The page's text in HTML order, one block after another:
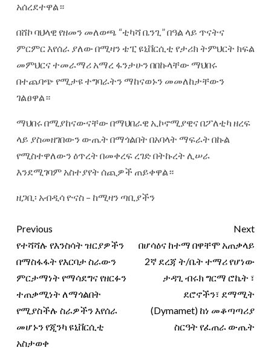
አሰረደተዋል።
በሸኮ ባህላዊ የዘመን መለወጫ “ቲካሻ ቤንጊ” በዓል ላይ ጥናትና
ምርምር እየሰራ ያለው በሚዛን ቴፒ ዩኒቨርሲቲ የታሪክ ትምህርት ክፍል
መምህርና ተመራማሪ አማረ ፋንታሁን በበኩላቸው ማህበሩ
በተጨባጭ የሚታዩ ተግባራትን ማከናወኑን መመለከታቸውን
ገልፀዋል።
ማህበሩ በሚያከናውናቸው በማህበራዊ ኢኮኖሚያዊና በፖለቲካ ዘረፍ
ላይ ያስመዘገበውን ውጤት በማጎልበት በአባላት ማፍራት በኩል
የሚስተዋለውን ዕጥረት በመቀረፍ ረገድ በትኩረት ሊሠራ
እንደሚገባም አስተያየት ሰጪዎች ጠይቀዋል።
ዘጋቢ፡ አብዲሳ ዮናስ – ከሚዛን ጣቢያችን
Previous
የተሻሻሉ የእንስሳት ዝርያዎችን
በማስፋፋት የእርባታ ስራውን
ምርታማነት የማሳደግና የዘርፉን
ተጠቃሚነት ለማጎልበት
የሚያስችሉ ስራዎችን እየሰራ
መሆኑን የጂንካ ዩኒቨርሲቲ
አስታወቀ
Next
በሆሳዕና ከተማ በዋቸሞ አጠቃላይ
2ኛ ደረጃ ት/ቤት ተማሪ የሆነው
ታዳጊ ብሩክ ግርማ ሮኬት ፣
ደሮኖችን፣ ደማሚት
(Dymamet) ከነ መቆጣጣሪያ
ስርዓት የፈጠራ ውጤት